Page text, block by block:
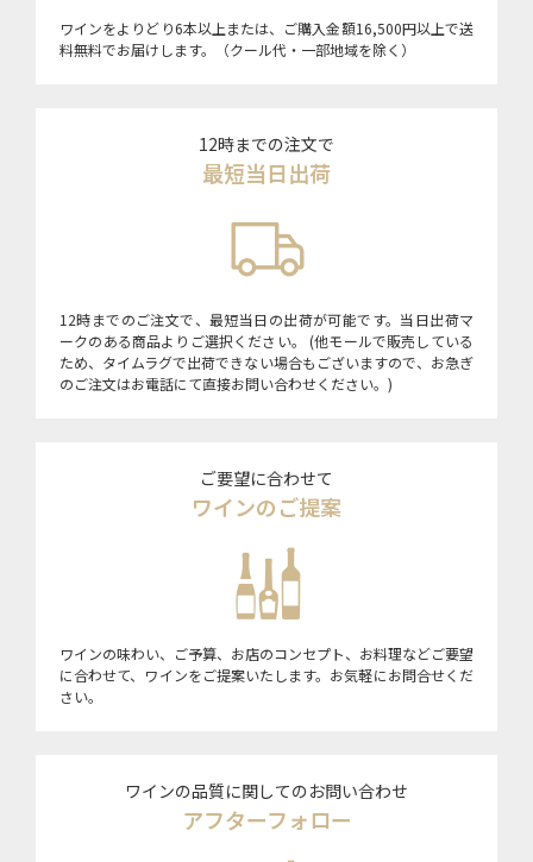
ワインをよりどり6本以上または、ご購入金額16,500円以上で送
料無料でお届けします。（クール代・一部地域を除く）
12時までの注文で
最短当日出荷
12時までのご注文で、最短当日の出荷が可能です。当日出荷マ
ークのある商品よりご選択ください。 (他モールで販売している
ため、タイムラグで出荷できない場合もございますので、お急ぎ
のご注文はお電話にて直接お問い合わせください。)
ご要望に合わせて
ワインのご提案
ワインの味わい、ご予算、お店のコンセプト、お料理などご要望
に合わせて、ワインをご提案いたします。お気軽にお問合せくだ
さい。
ワインの品質に関してのお問い合わせ
アフターフォロー